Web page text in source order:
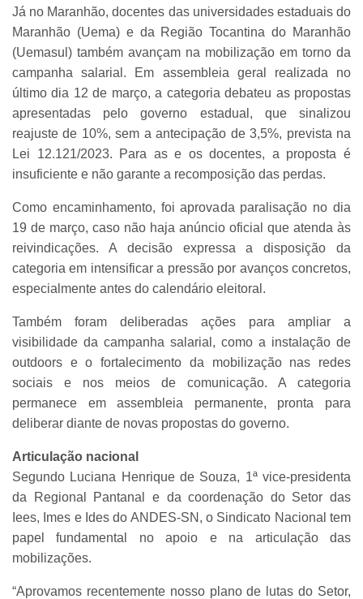
Já no Maranhão, docentes das universidades estaduais do
Maranhão (Uema) e da Região Tocantina do Maranhão
(Uemasul) também avançam na mobilização em torno da
campanha salarial. Em assembleia geral realizada no
último dia 12 de março, a categoria debateu as propostas
apresentadas pelo governo estadual, que sinalizou
reajuste de 10%, sem a antecipação de 3,5%, prevista na
Lei 12.121/2023. Para as e os docentes, a proposta é
insuficiente e não garante a recomposição das perdas.
Como encaminhamento, foi aprovada paralisação no dia
19 de março, caso não haja anúncio oficial que atenda às
reivindicações. A decisão expressa a disposição da
categoria em intensificar a pressão por avanços concretos,
especialmente antes do calendário eleitoral.
Também foram deliberadas ações para ampliar a
visibilidade da campanha salarial, como a instalação de
outdoors e o fortalecimento da mobilização nas redes
sociais e nos meios de comunicação. A categoria
permanece em assembleia permanente, pronta para
deliberar diante de novas propostas do governo.
Articulação nacional
Segundo Luciana Henrique de Souza, 1ª vice-presidenta
da Regional Pantanal e da coordenação do Setor das
Iees, Imes e Ides do ANDES-SN, o Sindicato Nacional tem
papel fundamental no apoio e na articulação das
mobilizações.
“Aprovamos recentemente nosso plano de lutas do Setor,